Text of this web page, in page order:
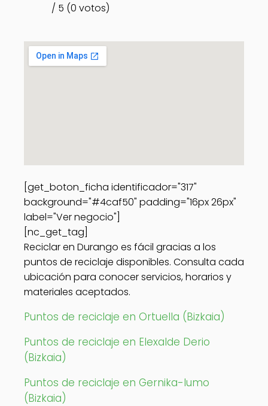
/ 5 (0 votos)
[get_boton_ficha identificador="317"
background="#4caf50" padding="16px 26px"
label="Ver negocio"]
[nc_get_tag]
Reciclar en Durango es fácil gracias a los
puntos de reciclaje disponibles. Consulta cada
ubicación para conocer servicios, horarios y
materiales aceptados.
Puntos de reciclaje en Ortuella (Bizkaia)
Puntos de reciclaje en Elexalde Derio
(Bizkaia)
Puntos de reciclaje en Gernika-lumo
(Bizkaia)